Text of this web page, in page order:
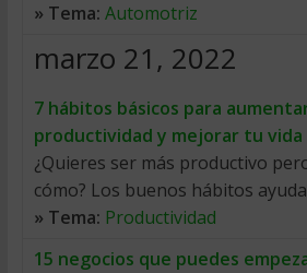
» Tema: Automotriz
marzo 21, 2022
7 hábitos básicos para
productividad y mejorar tu vida
¿Quieres ser más productivo
cómo? Los buenos hábitos
» Tema: Productividad
15 negocios que puedes